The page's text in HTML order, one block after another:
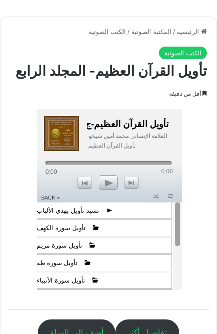
عديدة منه روعة وجمالاً، أفتدري من أين جاء الجمال إلى هذا الكون؟
ومن الذي صبغه بهذه الصبغة، وجعل فيه هذا الجمال وتلك الروعة؟
أوَليست هذه المخلوقات كلها أثراً من آثار الخالق العظيم؟ أوَليس كل
ما في الكون نسيج القدرة الإلۤهية؟ أوَليس الجمال الذي نراه، إن
هو إلا فرعٌ من أصل، وأثر من عين؟
وإذا كان جمال المخلوق يستهوي قلوبنا،
ويملأ بروعته نفوسنا، ويسحر أفئدتنا، فماذا
نقول في جمال الخالق جلَّ وعلا؟
لقد ذكر لنا تعالى في سورة يوسف عليه الصلاة والسلام أن النسوة
اللاتي قطَّعن أيديهن لـمَّا خرج عليهن ذلك الإنسان الكريم ما درين ما
فعلن بأيدهن، وما تألَّمن ساعتئذ، وما توجَّعن، بل استغرقن بجمال
{..وَقُلْنَ حَاشَ لِلّهِ مَا هَـذَا بَشَراً إِنْ هَـذَا إِلاَّ
سورة يوسف: الآية (31).